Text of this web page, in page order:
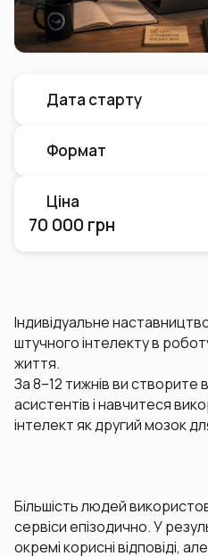
Дата старту
Формат
Ціна
70 000 грн
Індивідуальне
штучного інтелекту в
життя.
За 8–12 тижнів ви створите
асистентів і навчитеся
інтелект як другий мозок
Більшість людей
сервіси епізодично. У
окремі корисні відповіді,